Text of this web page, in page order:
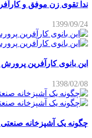
ندا تقوی زن موفق و
1399/09/24
این بانوی کارآفرین
1398/02/08
چگونه یک آشپزخانه